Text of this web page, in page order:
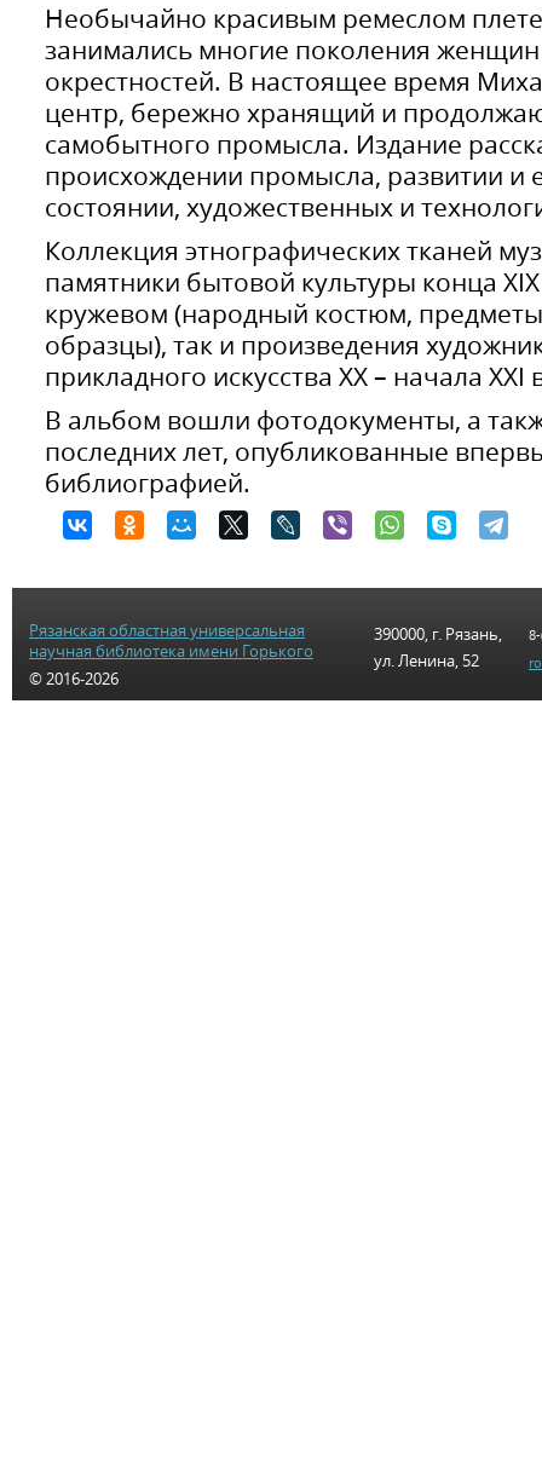
Необычайно красивым ремеслом
занимались многие поколения
окрестностей. В настоящее время
центр, бережно хранящий и
самобытного промысла. Издание
происхождении промысла, развитии и
состоянии, художественных и
Коллекция этнографических тканей
памятники бытовой культуры конца XIX
кружевом (народный костюм,
образцы), так и произведения
прикладного искусства XX – начала XXI
В альбом вошли фотодокументы, а
последних лет, опубликованные
библиографией.
Рязанская областная универсальная
научная библиотека имени Горького
© 2016-2026
390000, г. Рязань,
ул. Ленина, 52